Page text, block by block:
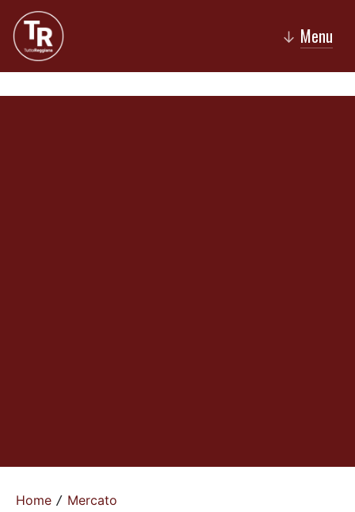
↓ Menu
Home / Mercato